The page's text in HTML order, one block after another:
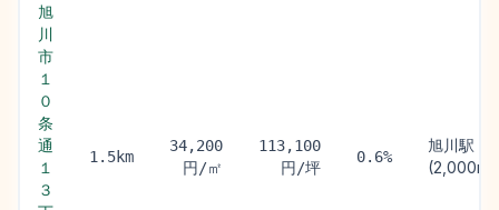
旭
川
市
１
０
条
通
１
３
1.5km
34,200
円/㎡
113,100
円/坪
0.6%
旭川駅
(2,000m)